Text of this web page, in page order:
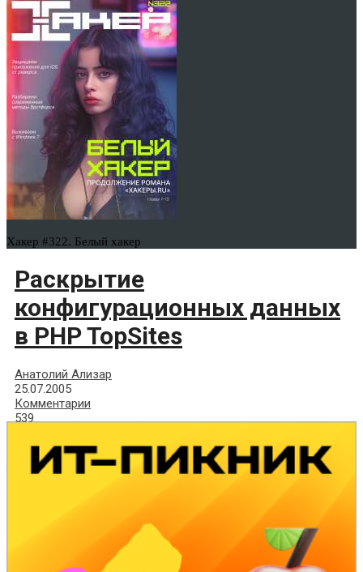
Хакер #322. Белый хакер
Раскрытие
конфигурационных данных
в PHP TopSites
Анатолий Ализар
25.07.2005
Комментарии
539